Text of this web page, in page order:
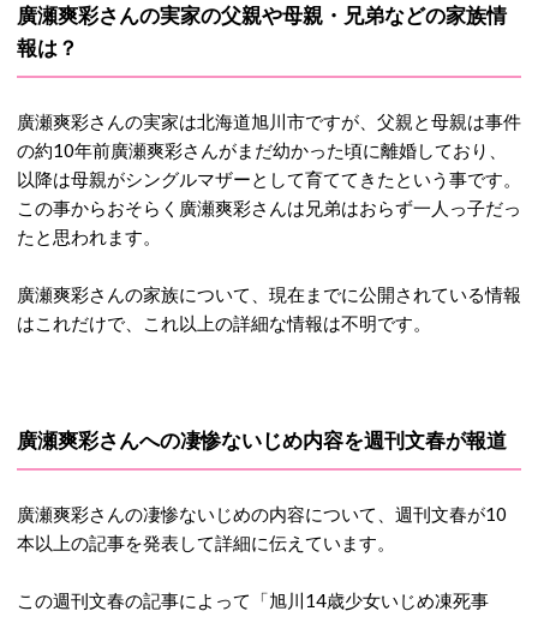
廣瀬爽彩さんの実家の父親や母親・兄弟などの家族情
報は？
廣瀬爽彩さんの実家は北海道旭川市ですが、父親と母親は事件
の約10年前廣瀬爽彩さんがまだ幼かった頃に離婚しており、
以降は母親がシングルマザーとして育ててきたという事です。
この事からおそらく廣瀬爽彩さんは兄弟はおらず一人っ子だっ
たと思われます。
廣瀬爽彩さんの家族について、現在までに公開されている情報
はこれだけで、これ以上の詳細な情報は不明です。
廣瀬爽彩さんへの凄惨ないじめ内容を週刊文春が報道
廣瀬爽彩さんの凄惨ないじめの内容について、週刊文春が10
本以上の記事を発表して詳細に伝えています。
この週刊文春の記事によって「旭川14歳少女いじめ凍死事